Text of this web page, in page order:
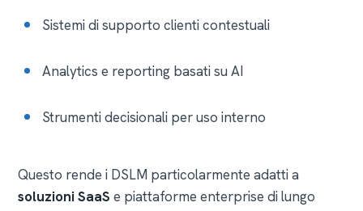
Sistemi di supporto clienti contestuali
Analytics e reporting basati su AI
Strumenti decisionali per uso interno
Questo rende i DSLM particolarmente adatti a
soluzioni SaaS e piattaforme enterprise di lungo